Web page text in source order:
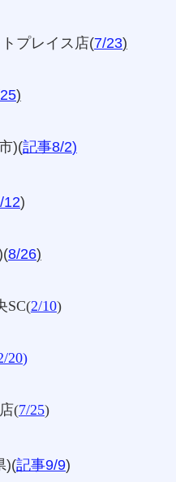
プレイス店(7/23)
)
)(記事8/2)
12)
8/26)
SC(2/10)
20)
(7/25)
)(記事9/9)